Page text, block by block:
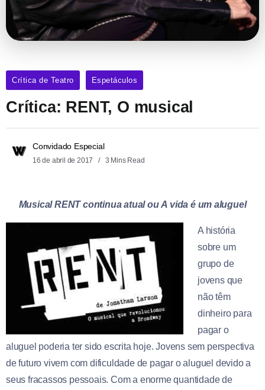
Crítica de Teatro Espetáculos
Crítica: RENT, O musical
Convidado Especial
16 de abril de 2017 3 Mins Read
Musical RENT continua atual ou A vida é um aluguel
A história
sobre um
grupo de
jovens que
não têm
dinheiro para
pagar o
aluguel poderia ter sido escrita hoje. Jovens sem perspectiva
de futuro vivem com dificuldade de pagar o aluguel devido a
seus fracassos pessoais. Com a enorme quantidade de